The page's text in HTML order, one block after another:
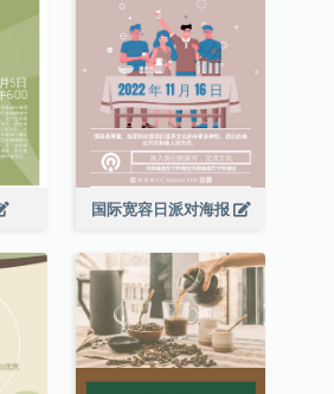
国际宽容日派对海报